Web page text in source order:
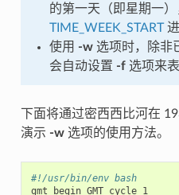
的第一天（即星期一
TIME_WEEK_START
使用 -w选项时，除非
会自动设置 -f选项来
下面将通过密西西比河在
演示 -w选项的使用方法。
#!/usr/bin/env bash
gmt
begin
GMT_cycle_1